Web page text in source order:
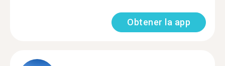
Obtener la app